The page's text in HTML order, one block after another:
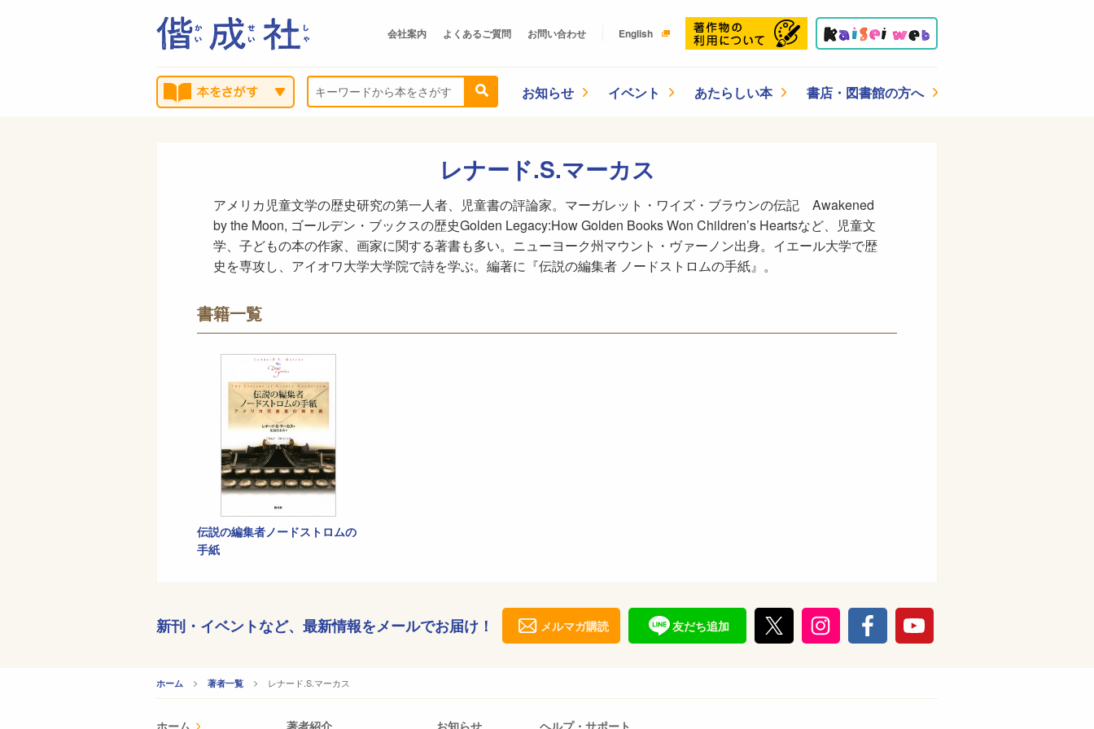
会社案内 よくあるご質問 お問い合わせ English
お知らせ イベント あたらしい本 書店・図書館の方へ
レナード.S.マーカス
アメリカ児童文学の歴史研究の第一人者、児童書の評論家。マーガレット・ワイズ・ブラウンの伝記 Awakened
by the Moon, ゴールデン・ブックスの歴史Golden Legacy:How Golden Books Won Children’s Heartsなど、児童文
学、子どもの本の作家、画家に関する著書も多い。ニューヨーク州マウント・ヴァーノン出身。イエール大学で歴
史を専攻し、アイオワ大学大学院で詩を学ぶ。編著に『伝説の編集者 ノードストロムの手紙』。
書籍一覧
伝説の編集者ノードストロムの
手紙
新刊・イベントなど、 最新情報をメールでお届け！ メルマガ購読 友だち追加
ホーム 著者一覧 CURRENT:
レナード.S.マーカス
ホーム 著者紹介 お知らせ ヘルプ・サポート